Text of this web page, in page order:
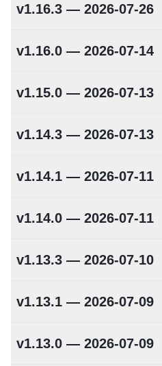
v1.16.3 — 2026-07-26
v1.16.0 — 2026-07-14
v1.15.0 — 2026-07-13
v1.14.3 — 2026-07-13
v1.14.1 — 2026-07-11
v1.14.0 — 2026-07-11
v1.13.3 — 2026-07-10
v1.13.1 — 2026-07-09
v1.13.0 — 2026-07-09